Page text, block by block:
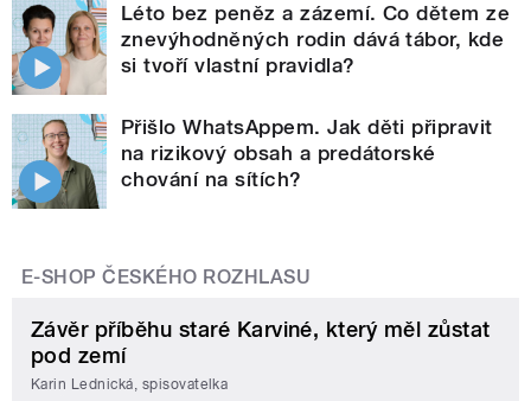
Léto bez peněz a zázemí. Co dětem ze
znevýhodněných rodin dává tábor, kde
si tvoří vlastní pravidla?
Přišlo WhatsAppem. Jak děti připravit
na rizikový obsah a predátorské
chování na sítích?
E-SHOP ČESKÉHO ROZHLASU
Závěr příběhu staré Karviné, který měl zůstat
pod zemí
Karin Lednická, spisovatelka